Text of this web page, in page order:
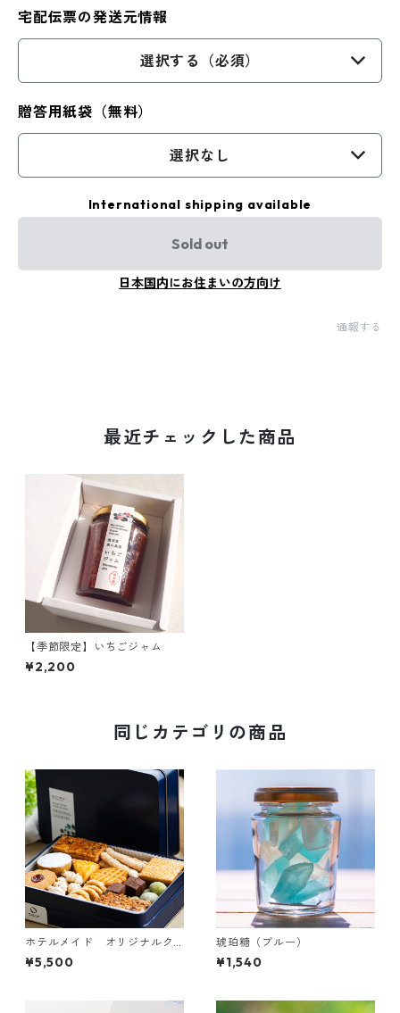
宅配伝票の発送元情報
選択する（必須）
贈答用紙袋（無料）
選択なし
International shipping available
Sold out
日本国内にお住まいの方向け
通報する
最近チェックした商品
【季節限定】いちごジャム
¥2,200
同じカテゴリの商品
ホテルメイド オリジナルク
ッキー缶
¥5,500
琥珀糖（ブルー）
¥1,540